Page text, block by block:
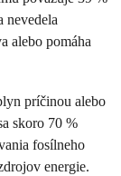
nevedela
alebo pomáha
príčinou alebo
skoro 70 %
fosílneho
energie.